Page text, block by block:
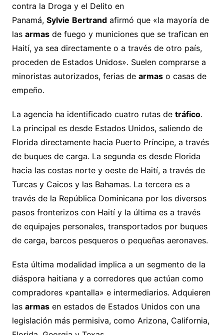
contra la Droga y el Delito en
Panamá, Sylvie Bertrandafirmó que «la mayoría de
las armasde fuego y municiones que se trafican en
Haití, ya sea directamente o a través de otro país,
proceden de Estados Unidos». Suelen comprarse a
minoristas autorizados, ferias de armaso casas de
empeño.
La agencia ha identificado cuatro rutas de tráfico.
La principal es desde Estados Unidos, saliendo de
Florida directamente hacia Puerto Príncipe, a través
de buques de carga. La segunda es desde Florida
hacia las costas norte y oeste de Haití, a través de
Turcas y Caicos y las Bahamas. La tercera es a
través de la República Dominicana por los diversos
pasos fronterizos con Haití y la última es a través
de equipajes personales, transportados por buques
de carga, barcos pesqueros o pequeñas aeronaves.
Esta última modalidad implica a un segmento de la
diáspora haitiana y a corredores que actúan como
compradores «pantalla» e intermediarios. Adquieren
las armasen estados de Estados Unidos con una
legislación más permisiva, como Arizona, California,